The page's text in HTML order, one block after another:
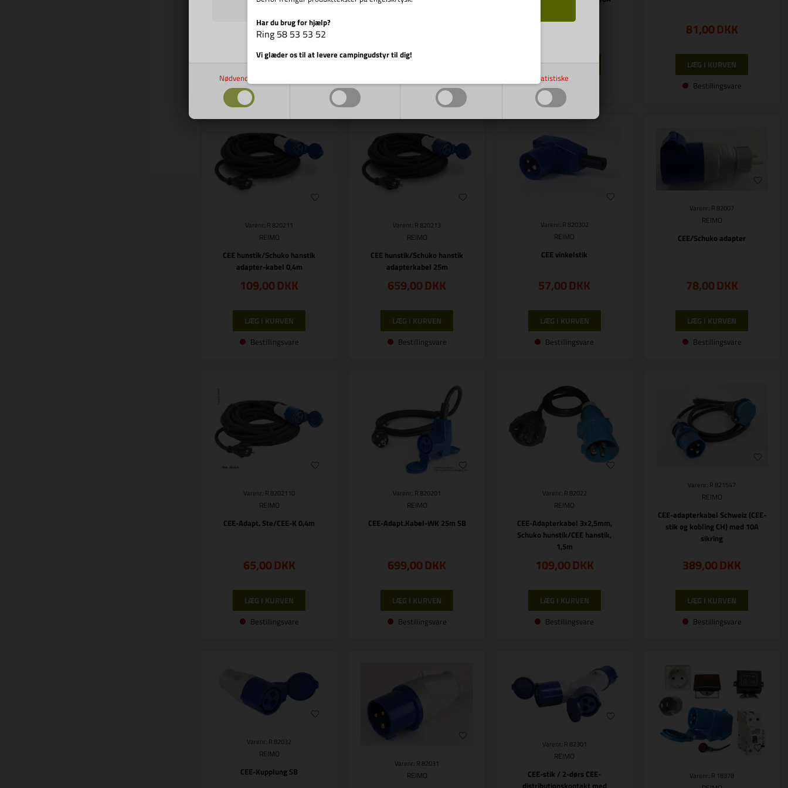
Nødvendige Statistiske
33,00DKK
Bestillingsvare Bestillingsvare Bestillingsvare
81,00DKK
Bestillingsvare
Varenr.: R 820211
REIMO
CEE hunstik/Schuko hanstik
adapter-kabel 0,4m
109,00DKK
Bestillingsvare
Varenr.: R 820213
REIMO
CEE hunstik/Schuko hanstik
adapterkabel 25m
659,00DKK
Bestillingsvare
Varenr.: R 820302
REIMO
CEE vinkelstik
57,00DKK
Bestillingsvare
Varenr.: R 82007
REIMO
CEE/Schuko adapter
78,00DKK
Bestillingsvare
Varenr.: R 8202110
REIMO
CEE-Adapt. Ste/CEE-K 0,4m
65,00DKK
Bestillingsvare
Varenr.: R 820201
REIMO
CEE-Adapt.Kabel-WK 25m SB
699,00DKK
Bestillingsvare
Varenr.: R 82022
REIMO
CEE-Adapterkabel 3x2,5mm,
Schuko hunstik/CEE hanstik,
1,5m
109,00DKK
Bestillingsvare
Varenr.: R 821547
REIMO
CEE-adapterkabel Schweiz (CEE-
stik og kobling CH) med 10A
sikring
389,00DKK
Bestillingsvare
Varenr.: R 82032
REIMO
CEE-Kupplung SB
Varenr.: R 82031
REIMO
Varenr.: R 82301
REIMO
CEE-stik / 2-dørs CEE-
distributionskontakt med
Varenr.: R 18378
Har du brug for hjælp?
Ring 58 53 53 52
Vi glæder os til at levere campingudstyr til dig!